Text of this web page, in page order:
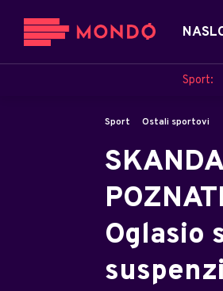
Sport:
Sport Ostali sportovi
Oglasio